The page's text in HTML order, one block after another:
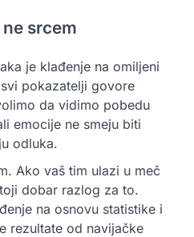
srcem
je klađenje na omiljeni
pokazatelji govore
da vidimo pobedu
emocije ne smeju biti
odluka.
Ako vaš tim ulazi u meč
dobar razlog za to.
na osnovu statistike i
rezultate od navijačke